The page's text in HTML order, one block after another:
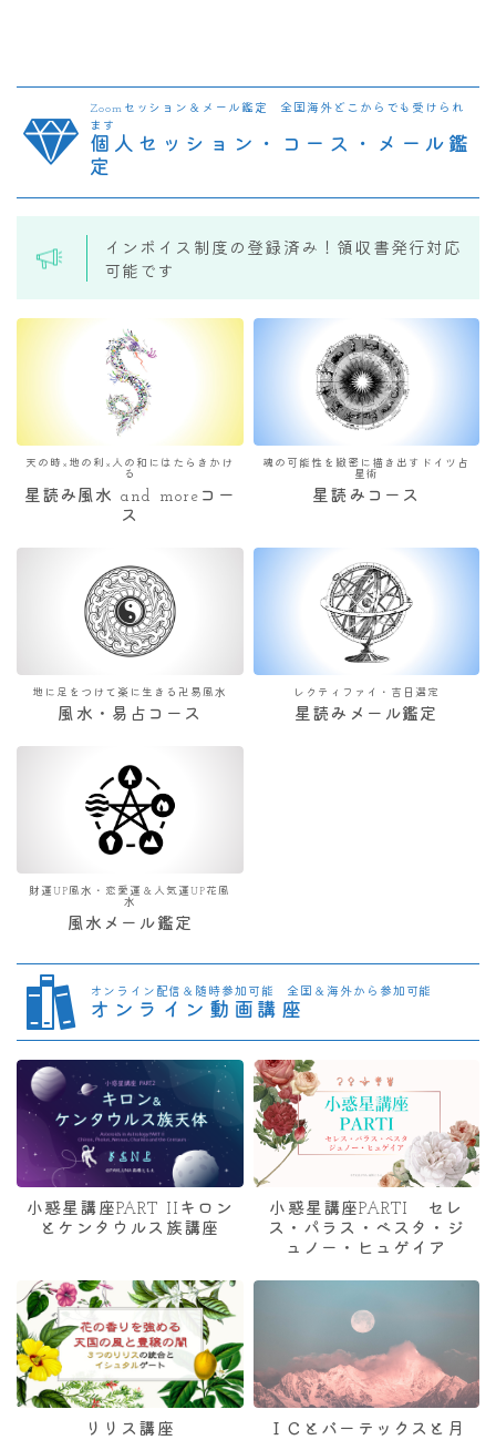
Zoomセッション＆メール鑑定 全国海外どこからでも受けられ
ます
個人セッション・コース・メール鑑
定
インボイス制度の登録済み！領収書発行対応
可能です
天の時×地の利×人の和にはたらきかけ
る
星読み風水 and moreコー
ス
魂の可能性を緻密に描き出すドイツ占
星術
星読みコース
地に足をつけて楽に生きる卍易風水
風水・易占コース
レクティファイ・吉日選定
星読みメール鑑定
財運UP風水・恋愛運＆人気運UP花風
水
風水メール鑑定
オンライン配信＆随時参加可能 全国＆海外から参加可能
オンライン動画講座
小惑星講座PART IIキロン
とケンタウルス族講座
小惑星講座PARTI セレ
ス・パラス・ベスタ・ジ
ュノー・ヒュゲイア
リリス講座
ＩＣとバーテックスと月